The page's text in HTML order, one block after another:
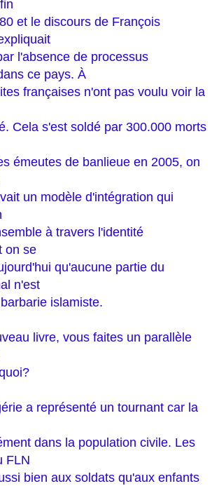
et le discours de François
l'absence de processus
ce pays. À
françaises n'ont pas voulu voir la
Cela s'est soldé par 300.000 morts
émeutes de banlieue en 2005, on
un modèle d'intégration qui
à travers l'identité
on se
qu'aucune partie du
n'est
islamiste.
livre, vous faites un parallèle
a représenté un tournant car la
dans la population civile. Les
FLN
bien aux soldats qu'aux enfants